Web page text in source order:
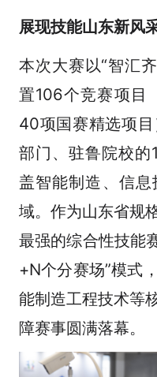
展现技能山东新风
本次大赛以“智汇
置106个竞赛项目
40项国赛精选项
部门、驻鲁院校的
盖智能制造、信
域。作为山东省规
最强的综合性技能
+N个分赛场”模式
能制造工程技术等
障赛事圆满落幕。